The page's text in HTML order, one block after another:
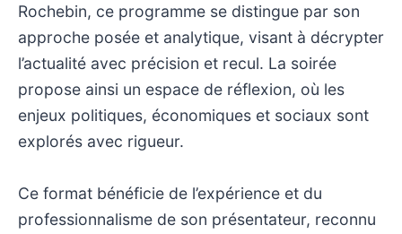
Rochebin, ce programme se distingue par son
approche posée et analytique, visant à décrypter
l’actualité avec précision et recul. La soirée
propose ainsi un espace de réflexion, où les
enjeux politiques, économiques et sociaux sont
explorés avec rigueur.
Ce format bénéficie de l’expérience et du
professionnalisme de son présentateur, reconnu